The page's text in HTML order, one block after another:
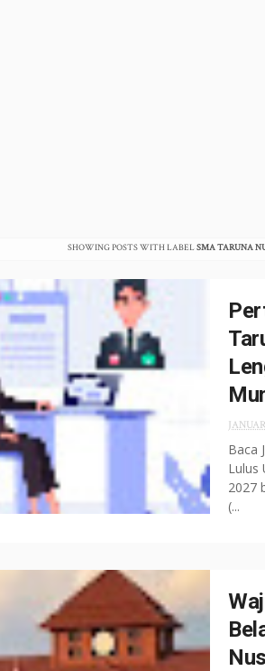
SHOWING POSTS WITH LABELSMA TARUNA
Baca
Lulus
2027
(...